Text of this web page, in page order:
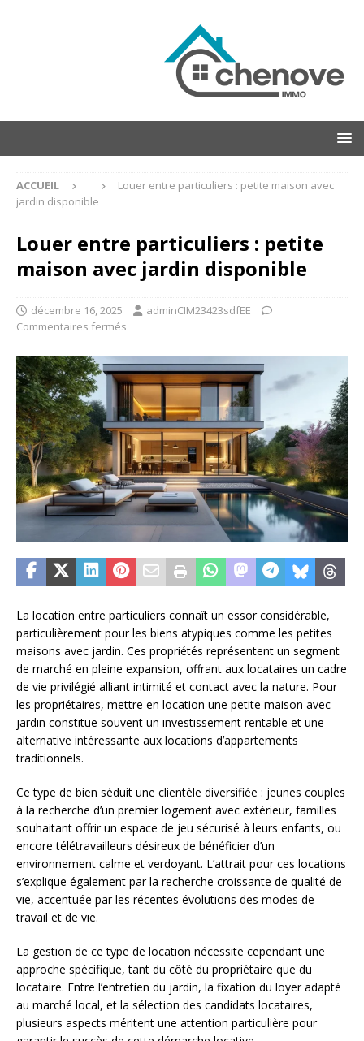
ACCUEIL
Louer entre particuliers : petite maison avec
jardin disponible
Louer entre particuliers : petite
maison avec jardin disponible
décembre 16, 2025
adminCIM23423sdfEE
Commentaires fermés
La location entre particuliers connaît un essor considérable,
particulièrement pour les biens atypiques comme les petites
maisons avec jardin. Ces propriétés représentent un segment
de marché en pleine expansion, offrant aux locataires un cadre
de vie privilégié alliant intimité et contact avec la nature. Pour
les propriétaires, mettre en location une petite maison avec
jardin constitue souvent un investissement rentable et une
alternative intéressante aux locations d’appartements
traditionnels.
Ce type de bien séduit une clientèle diversifiée : jeunes couples
à la recherche d’un premier logement avec extérieur, familles
souhaitant offrir un espace de jeu sécurisé à leurs enfants, ou
encore télétravailleurs désireux de bénéficier d’un
environnement calme et verdoyant. L’attrait pour ces locations
s’explique également par la recherche croissante de qualité de
vie, accentuée par les récentes évolutions des modes de
travail et de vie.
La gestion de ce type de location nécessite cependant une
approche spécifique, tant du côté du propriétaire que du
locataire. Entre l’entretien du jardin, la fixation du loyer adapté
au marché local, et la sélection des candidats locataires,
plusieurs aspects méritent une attention particulière pour